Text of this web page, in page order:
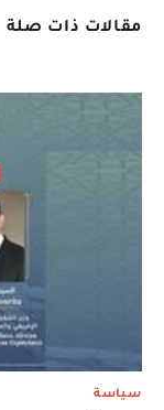
مقالات ذات صلة
سياسة